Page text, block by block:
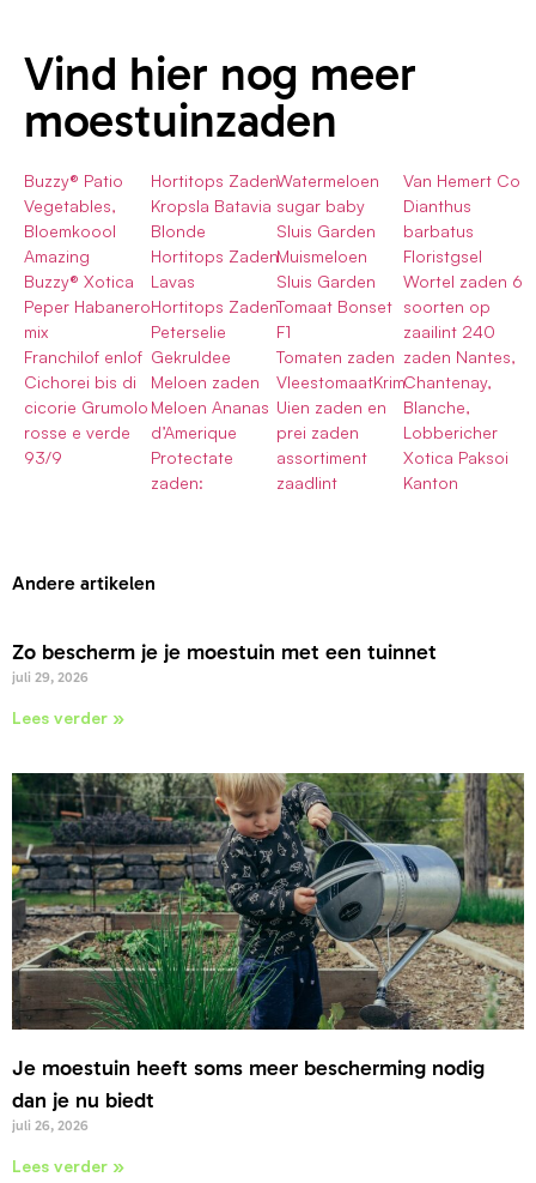
Vind hier nog meer
moestuinzaden
Buzzy® Patio
Vegetables,
Bloemkoool
Amazing
Buzzy® Xotica
Peper Habanero
mix
Franchilof enlof
Cichorei bis di
cicorie Grumolo
rosse e verde
93/9
Hortitops Zaden
Kropsla Batavia
Blonde
Hortitops Zaden
Lavas
Hortitops Zaden
Peterselie
Gekruldee
Meloen zaden
Meloen Ananas
d’Amerique
Protectate
zaden:
Watermeloen
sugar baby
Sluis Garden
Muismeloen
Sluis Garden
Tomaat Bonset
F1
Tomaten zaden
VleestomaatKrim
Uien zaden en
prei zaden
assortiment
zaadlint
Van Hemert Co
Dianthus
barbatus
Floristgsel
Wortel zaden 6
soorten op
zaailint 240
zaden Nantes,
Chantenay,
Blanche,
Lobbericher
Xotica Paksoi
Kanton
Andere artikelen
Zo bescherm je je moestuin met een tuinnet
juli 29, 2026
Lees verder »
Je moestuin heeft soms meer bescherming nodig
dan je nu biedt
juli 26, 2026
Lees verder »